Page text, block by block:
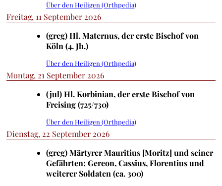
Über den Heiligen (Orthpedia)
Freitag, 11 September 2026
(greg) Hl. Maternus, der erste Bischof von
Köln (4. Jh.)
Über den Heiligen (Orthpedia)
Montag, 21 September 2026
(jul) Hl. Korbinian, der erste Bischof von
Freising (725/730)
Über den Heiligen (Orthpedia)
Dienstag, 22 September 2026
(greg) Märtyrer Mauritius [Moritz] und seiner
Gefährten: Gereon, Cassius, Florentius und
weiterer Soldaten (ca. 300)